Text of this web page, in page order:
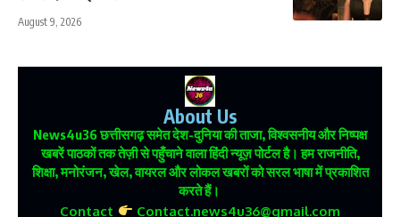
August 9, 2026
About Us
News4u36छत्तीसगढ़ समेत देश-दुनिया की ताजा, विश्वसनीय और निष्पक्ष
खबरें पाठकों तक तेज़ी से पहुँचाने वाला हिंदी न्यूज़ पोर्टल है। हम राजनीति,
शिक्षा, मनोरंजन, खेल, वायरल और लोकल खबरों को सरल भाषा में प्रकाशित
करते हैं।
Contact Contact.news4u36@gmail.com